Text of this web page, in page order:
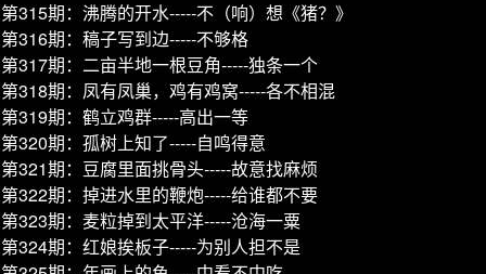
第315期：沸腾的开水-----不（响）想《猪？》
第316期：稿子写到边-----不够格
第317期：二亩半地一根豆角-----独条一个
第318期：凤有凤巢，鸡有鸡窝-----各不相混
第319期：鹤立鸡群-----高出一等
第320期：孤树上知了-----自鸣得意
第321期：豆腐里面挑骨头-----故意找麻烦
第322期：掉进水里的鞭炮-----给谁都不要
第323期：麦粒掉到太平洋-----沧海一粟
第324期：红娘挨板子-----为别人担不是